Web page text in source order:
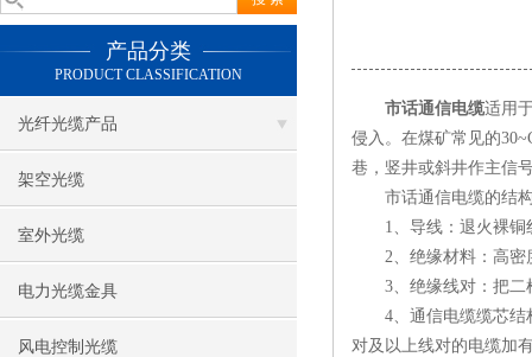
产品分类
PRODUCT CLASSIFICATION
光纤光缆产品
架空光缆
室外光缆
电力光缆金具
风电控制光缆
市话通信电缆适用
侵入。在煤矿常见的
巷，竖井或斜井作主信
市话通信电缆的结
1、导线：退火裸铜线
2、绝缘材料：高密
3、绝缘线对：把二根
4、通信电缆缆芯结构
对及以上线对的电缆加